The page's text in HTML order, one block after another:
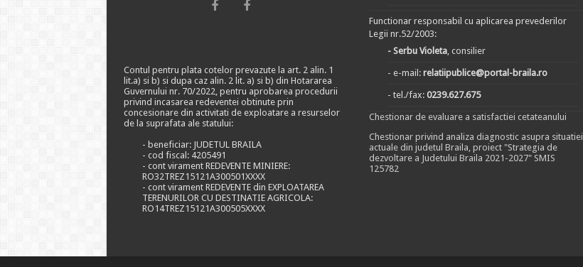
Contul pentru plata cotelor prevazute la art. 2 alin. 1
lit.a) si b) si dupa caz alin. 2 lit. a) si b) din Hotararea
Guvernului nr. 70/2022, pentru aprobarea procedurii
privind incasarea redeventei obtinute prin
concesionare din activitati de exploatare a resurselor
de la suprafata ale statului:
- beneficiar: JUDETUL BRAILA
- cod fiscal: 4205491
- cont virament REDEVENTE MINIERE:
RO32TREZ15121A300501XXXX
- cont virament REDEVENTE din EXPLOATAREA
TERENURILOR CU DESTINATIE AGRICOLA:
RO14TREZ15121A300505XXXX
Functionar responsabil cu aplicarea prevederilor
Legii nr.52/2003:
- Serbu Violeta, consilier
- e-mail:relatiipublice@portal-braila.ro
- tel./fax:0239.627.675
Chestionar de evaluare a satisfactiei cetateanului
Chestionar privind analiza diagnostic asupra situatiei
actuale din judetul Braila, proiect "Strategia de
dezvoltare a Judetului Braila 2021-2027" SMIS
125782